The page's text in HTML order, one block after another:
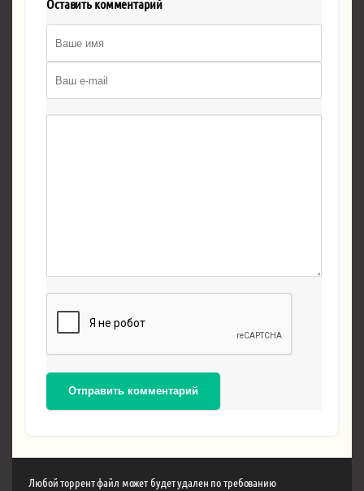
Оставить комментарий
Отправить комментарий
Любой торрент файл может будет удален по требованию